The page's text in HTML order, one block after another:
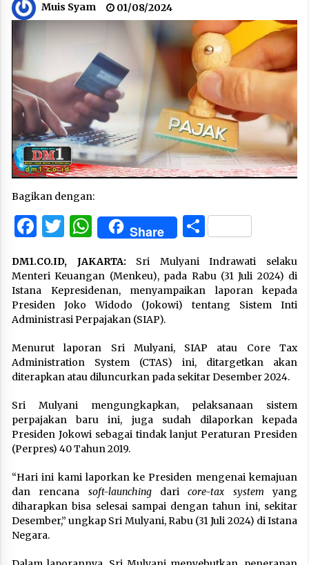
Muis Syam 01/08/2024
Bagikan dengan:
Facebook
Twitter
WhatsApp
Share Share
DM1.CO.ID, JAKARTA: Sri Mulyani Indrawati selaku
Menteri Keuangan (Menkeu), pada Rabu (31 Juli 2024) di
Istana Kepresidenan, menyampaikan laporan kepada
Presiden Joko Widodo (Jokowi) tentang Sistem Inti
Administrasi Perpajakan (SIAP).
Menurut laporan Sri Mulyani, SIAP atau Core Tax
Administration System (CTAS) ini, ditargetkan akan
diterapkan atau diluncurkan pada sekitar Desember 2024.
Sri Mulyani mengungkapkan, pelaksanaan sistem
perpajakan baru ini, juga sudah dilaporkan kepada
Presiden Jokowi sebagai tindak lanjut Peraturan Presiden
(Perpres) 40 Tahun 2019.
“Hari ini kami laporkan ke Presiden mengenai kemajuan
dan rencana soft-launchingdaricore-tax system yang
diharapkan bisa selesai sampai dengan tahun ini, sekitar
Desember,” ungkap Sri Mulyani, Rabu (31 Juli 2024) di Istana
Negara.